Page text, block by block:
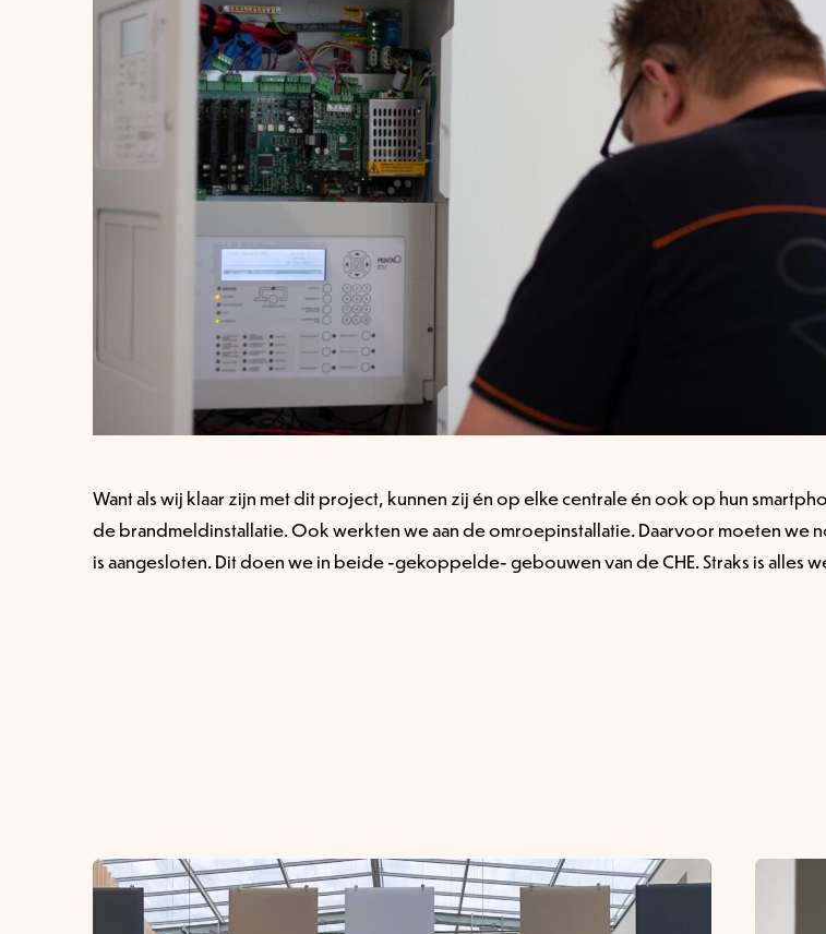
Want als wij klaar zijn met dit project, kunnen zij én op elke centrale én ook op hun
de brandmeldinstallatie. Ook werkten we aan de omroepinstallatie. Daarvoor moeten we
is aangesloten. Dit doen we in beide -gekoppelde- gebouwen van de CHE. Straks is alles